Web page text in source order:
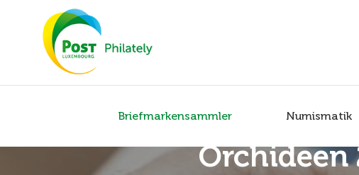
Briefmarkensammler Numismatik
Orchideen